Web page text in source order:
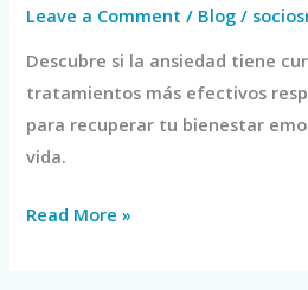
Leave a Comment / Blog /
Descubre si la ansiedad tiene
tratamientos más efectivos
para recuperar tu bienestar
vida.
Read More »